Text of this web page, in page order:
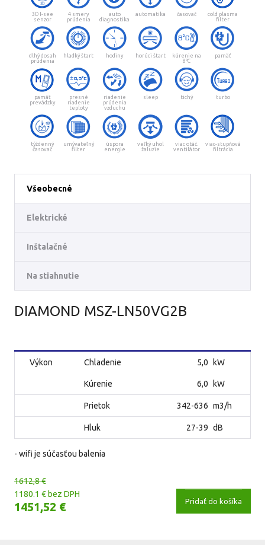
3D I-see
senzor
4 smery
prúdenia
auto
diagnostika
automatika časovač
cold plasma
filter
dlhý dosah
prúdenia
hladký štart hodiny horúci štart
kúrenie na
8°C
pamäť
pamäť
prevádzky
presné
riadenie
teploty
riadenie
prúdenia
vzduchu
sleep tichý turbo
týždenný
časovač
umývateľný
filter
úspora
energie
veľký uhol
žaluzie
viac otáč.
ventilátor
viac-stupňová
filtrácia
Všeobecné
Elektrické
Inštalačné
Na stiahnutie
DIAMOND MSZ-LN50VG2B
Výkon Chladenie 5,0 kW
Kúrenie 6,0 kW
Prietok 342-636 m3/h
Hluk 27-39 dB
- wifi je súčasťou balenia
1612,8 €
1180.1 € bez DPH
1451,52 € Pridať do košíka